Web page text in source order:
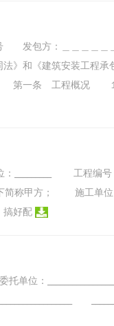
发包方：＿＿＿＿
和《建筑安装工程承
第一条 工程概况
工程编号：
简称甲方； 施工单位
搞好配
单位：